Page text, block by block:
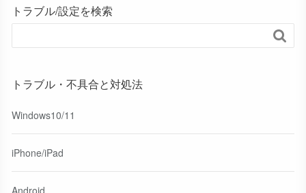
トラブル/設定を検索

トラブル・不具合と対処法
Windows10/11
iPhone/iPad